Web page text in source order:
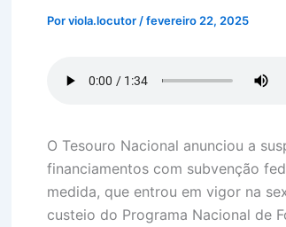
Porviola.locutor /fevereiro 22, 2025
O Tesouro Nacional anunciou a
financiamentos com subvenção
medida, que entrou em vigor na
custeio do Programa Nacional de